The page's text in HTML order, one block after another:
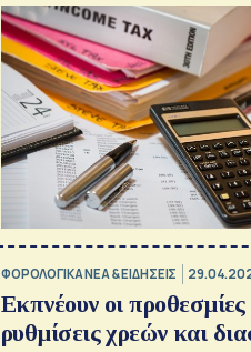
ΦΟΡΟΛΟΓΙΚΑ ΝΕΑ & EΙΔΗΣΕΙΣ
Εκπνέουν οι προθεσμίες
ρυθμίσεις χρεών και